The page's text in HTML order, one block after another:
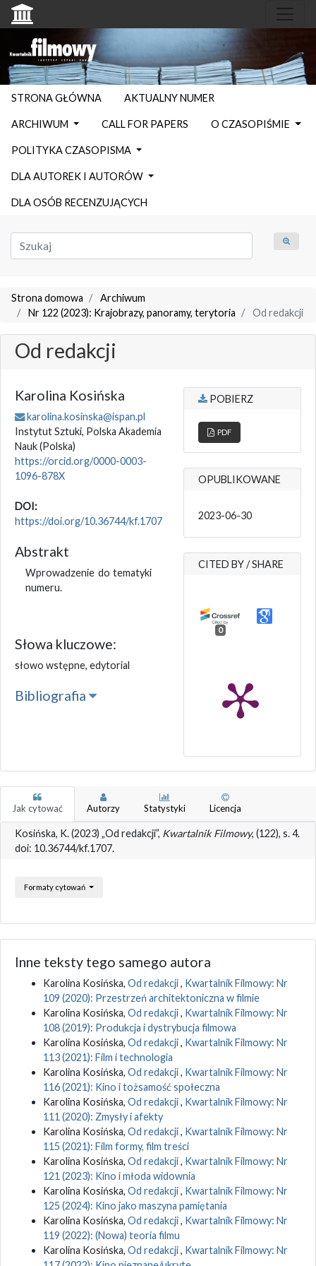
STRONA GŁÓWNA AKTUALNY NUMER
ARCHIWUM CALL FOR PAPERS O CZASOPIŚMIE
POLITYKA CZASOPISMA
DLA AUTOREK I AUTORÓW
DLA OSÓB RECENZUJĄCYCH
Strona domowa
Archiwum
Nr 122 (2023): Krajobrazy, panoramy, terytoria
Od redakcji
Od redakcji
Karolina Kosińska
karolina.kosinska@ispan.pl
Instytut Sztuki, Polska Akademia
Nauk(Polska)
https://orcid.org/0000-0003-
1096-878X
DOI:
https://doi.org/10.36744/kf.1707
Abstrakt
Wprowadzenie do tematyki
numeru.
Słowa kluczowe:
słowo wstępne, edytorial
Bibliografia
POBIERZ
PDF
OPUBLIKOWANE
2023-06-30
CITED BY / SHARE
0
Jak cytować Autorzy Statystyki Licencja
Kosińska, K. (2023) „Od redakcji”, Kwartalnik Filmowy, (122), s. 4.
doi: 10.36744/kf.1707.
Formaty cytowań
Inne teksty tego samego autora
Karolina Kosińska, Od redakcji, Kwartalnik Filmowy: Nr
109 (2020): Przestrzeń architektoniczna w filmie
Karolina Kosińska, Od redakcji, Kwartalnik Filmowy: Nr
108 (2019): Produkcja i dystrybucja filmowa
Karolina Kosińska, Od redakcji, Kwartalnik Filmowy: Nr
113 (2021): Film i technologia
Karolina Kosińska, Od redakcji, Kwartalnik Filmowy: Nr
116 (2021): Kino i tożsamość społeczna
Karolina Kosińska, Od redakcji, Kwartalnik Filmowy: Nr
111 (2020): Zmysły i afekty
Karolina Kosińska, Od redakcji, Kwartalnik Filmowy: Nr
115 (2021): Film formy, film treści
Karolina Kosińska, Od redakcji, Kwartalnik Filmowy: Nr
121 (2023): Kino i młoda widownia
Karolina Kosińska, Od redakcji, Kwartalnik Filmowy: Nr
125 (2024): Kino jako maszyna pamiętania
Karolina Kosińska, Od redakcji, Kwartalnik Filmowy: Nr
119 (2022): (Nowa) teoria filmu
Karolina Kosińska, Od redakcji, Kwartalnik Filmowy: Nr